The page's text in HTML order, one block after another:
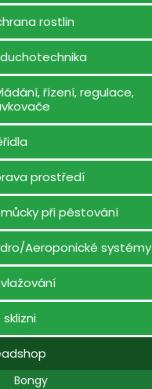
rostlin
řízení, regulace,
prostředí
při pěstování
Aeroponické systémy
sklizni
Bongy